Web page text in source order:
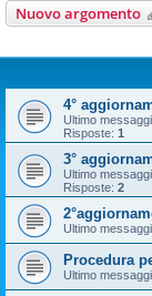
Nuovo argomento
4°
Ultimo
Risposte: 1
3°
Ultimo
Risposte: 2
Ultimo
Procedura
Ultimo